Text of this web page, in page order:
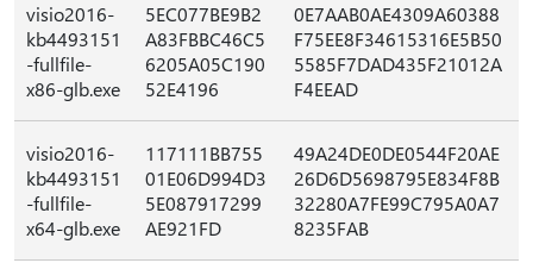
visio2016-
kb4493151
-fullfile-
x86-glb.exe
5EC077BE9B2
A83FBBC46C5
6205A05C190
52E4196
0E7AAB0AE4309A60388
F75EE8F34615316E5B50
5585F7DAD435F21012A
F4EEAD
visio2016-
kb4493151
-fullfile-
x64-glb.exe
117111BB755
01E06D994D3
5E087917299
AE921FD
49A24DE0DE0544F20AE
26D6D5698795E834F8B
32280A7FE99C795A0A7
8235FAB